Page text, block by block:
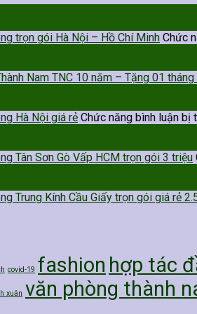
trọn gói Hà Nội – Hồ Chí Minh Chức
Nam TNC 10 năm – Tặng 01
Hà Nội giá rẻ Chức năng bình luận bị
Tân Sơn Gò Vấp HCM trọn gói 3 triệu
Trung Kính Cầu Giấy trọn gói giá rẻ
covid-19 fashion hợp tác
xuân văn phòng thành